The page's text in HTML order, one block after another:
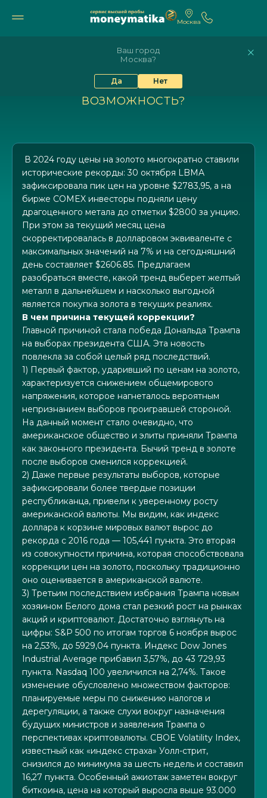
Москва
Ваш город
Москва?
Да Нет
9%
КОРРЕКЦИЯ В ЗОЛОТЕ: НОВЫЙ ТРЕНД
ИЛИ ИНВЕСТИЦИОННАЯ
ВОЗМОЖНОСТЬ?
В 2024 году цены на золото многократно ставили
исторические рекорды: 30 октября LBMA
зафиксировала пик цен на уровне $2783,95, а на
бирже COMEX инвесторы подняли цену
драгоценного метала до отметки $2800 за унцию.
При этом за текущий месяц цена
скорректировалась в долларовом эквиваленте с
максимальных значений на 7% и на сегодняшний
день составляет $2606.85. Предлагаем
разобраться вместе, какой тренд выберет желтый
металл в дальнейшем и насколько выгодной
является покупка золота в текущих реалиях.
В чем причина текущей коррекции?
Главной причиной стала победа Дональда Трампа
на выборах президента США. Эта новость
повлекла за собой целый ряд последствий.
1) Первый фактор, ударивший по ценам на золото,
характеризуется снижением общемирового
напряжения, которое нагнеталось вероятным
непризнанием выборов проигравшей стороной.
На данный момент стало очевидно, что
американское общество и элиты приняли Трампа
как законного президента. Бычий тренд в золоте
после выборов сменился коррекцией.
2) Даже первые результаты выборов, которые
зафиксировали более твердые позиции
республиканца, привели к уверенному росту
американской валюты. Мы видим, как индекс
доллара к корзине мировых валют вырос до
рекорда с 2016 года — 105,441 пункта. Это вторая
из совокупности причина, которая способствовала
коррекции цен на золото, поскольку традиционно
оно оценивается в американской валюте.
3) Третьим последствием избрания Трампа новым
хозяином Белого дома стал резкий рост на рынках
акций и криптовалют. Достаточно взглянуть на
цифры: S&P 500 по итогам торгов 6 ноября вырос
на 2,53%, до 5929,04 пункта. Индекс Dow Jones
Industrial Average прибавил 3,57%, до 43 729,93
пункта. Nasdaq 100 увеличился на 2,74%. Такое
изменение обусловлено множеством факторов:
планируемые меры по снижению налогов и
дерегуляции, а также слухи вокруг назначения
будущих министров и заявления Трампа о
перспективах криптовалюты. CBOE Volatility Index,
известный как «индекс страха» Уолл-стрит,
снизился до минимума за шесть недель и составил
16,27 пункта. Особенный ажиотаж заметен вокруг
биткоина, цена на который выросла выше 93.000